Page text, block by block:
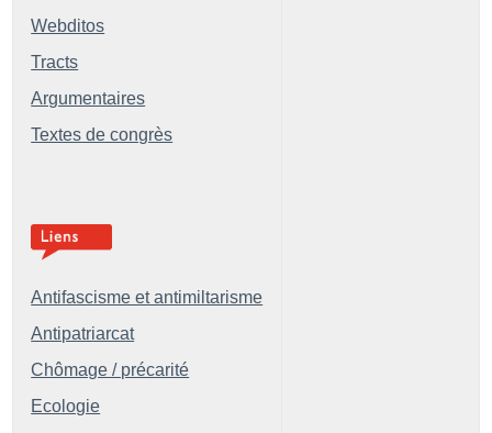
Webditos
Tracts
Argumentaires
Textes de congrès
Antifascisme et antimiltarisme
Antipatriarcat
Chômage / précarité
Ecologie